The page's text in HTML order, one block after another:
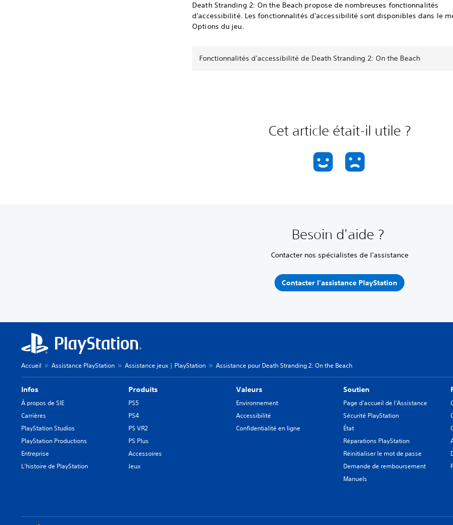
Death Stranding 2: On the Beach propose de nombreuses fonctionnalités
d'accessibilité. Les fonctionnalités d'accessibilité sont disponibles dans le
Options du jeu.
Fonctionnalités d'accessibilité de Death Stranding 2: On the Beach
Cet article était-il utile ?
Besoin d'aide ?
Contacter nos spécialistes de l'assistance
Contacter l'assistance PlayStation
Accueil Assistance PlayStation Assistance jeux | PlayStation Assistance pour Death Stranding 2: On the Beach
Infos
À propos de SIE
Carrières
PlayStation Studios
PlayStation Productions
Entreprise
L'histoire de PlayStation
Produits
PS5
PS4
PS VR2
PS Plus
Accessoires
Jeux
Valeurs
Environnement
Accessibilité
Confidentialité en ligne
Soutien
Page d'accueil de l'Assistance
Sécurité PlayStation
État
Réparations PlayStation
Réinitialiser le mot de passe
Demande de remboursement
Manuels